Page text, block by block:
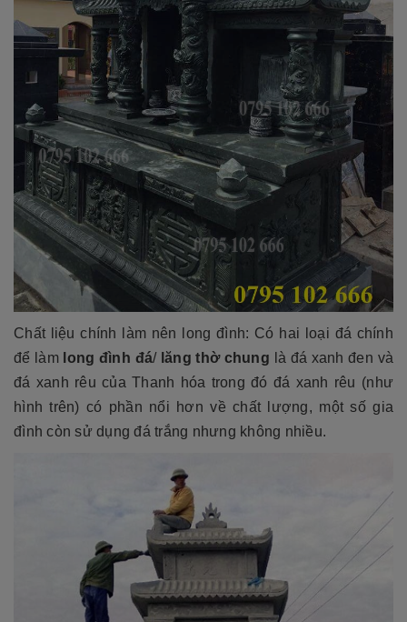
Chất liệu chính làm nên long đình: Có hai loại đá chính
để làm long đình đá/ lăng thờ chung là đá xanh đen và
đá xanh rêu của Thanh hóa trong đó đá xanh rêu (như
hình trên) có phần nổi hơn về chất lượng, một số gia
đình còn sử dụng đá trắng nhưng không nhiều.